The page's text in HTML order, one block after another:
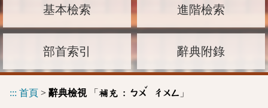
基本檢索 進階檢索
部首索引 辭典附錄
::: 首頁 > 辭典檢視「 補充 : ㄅㄨ
ˇ
ㄔㄨㄥ 」